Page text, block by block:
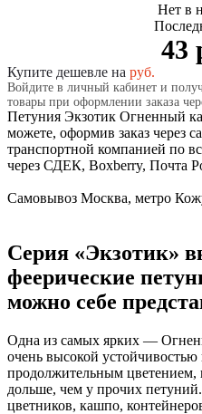
Нет в
43
Купите дешевле на руб.
Войдите в личный кабинет и
товары при оформлении заказа
Петуния Экзотик Огненный
можете, оформив заказ через
транспортной компанией по
через СДЕК, Boxberry, Почта
Самовывоз Москва, метро
Серия «Экзотик»
феерические
можно себе
Одна из самых ярких —
очень высокой устойчивостью
продолжительным цветением,
дольше, чем у прочих
цветников, кашпо,